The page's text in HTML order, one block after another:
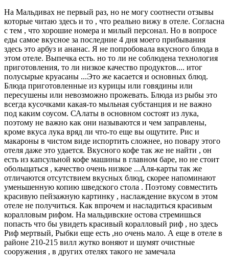
На Мальдивах не первый раз, но не могу соотнести отзывы
которые читаю здесь и то , что реально вижу в отеле. Согласна
с тем , что хорошие номера и милый персонал. Но в вопросе
еды самое вкусное за последние 4 дня моего прибывания
здесь это арбуз и ананас. Я не попробовала вкусного блюда в
этом отеле. Выпечка есть. но то ли не соблюдена технология
приготовления, то ли низкое качество продуктов.... итог
полусырые круасаны ...Это же касается и основных блюд.
Блюда приготовленные из курицы или говядины или
пересушены или невозможно прожевать. Блюда из рыбы это
всегда кусочками какая-то мыльная субстанция и не важно
под каким соусом. САлаты в основном состоят из лука,
поэтому не важно как они называются и чем заправлены,
кроме вкуса лука вряд ли что-то еще вы ощутите. Рис и
макароны в чистом виде испортить сложнее, но повару этого
отеля даже это удается. Вкусного кофе так же не найти , он
есть из капсульной кофе машины в главном баре, но не стоит
обольщаться , качество очень низкое ...Аля-карты так же
отличаются отсутствием вкусных блюд, скорее напоминают
уменьшенную копию шведского стола . Поэтому совместить
красивую пейзажную картинку , наслаждение вкусом в этом
отеле не получиться. Как впрочем и насладиться красивым
коралловым рифом. На мальдивские остова стремишься
попасть что бы увидеть красивый коралловый риф , но здесь
Риф мертвый, Рыбки еще есть ,но очень мало. А еще в отеле в
районе 210-215 вилл жутко воняют и шумят очистные
сооружения , в других отелях такого не замечала